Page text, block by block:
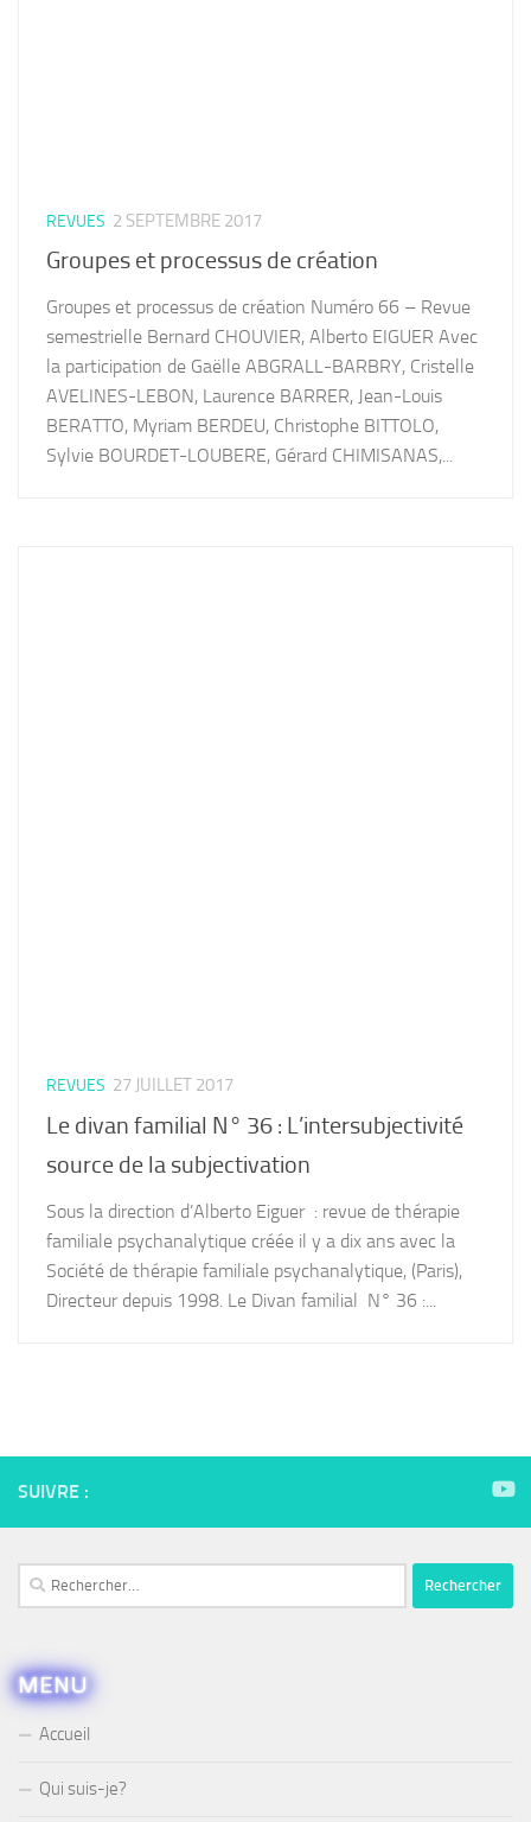
REVUES 2 SEPTEMBRE 2017
Groupes et processus de création
Groupes et processus de création Numéro 66 – Revue
semestrielle Bernard CHOUVIER, Alberto EIGUER Avec
la participation de Gaëlle ABGRALL-BARBRY, Cristelle
AVELINES-LEBON, Laurence BARRER, Jean-Louis
BERATTO, Myriam BERDEU, Christophe BITTOLO,
Sylvie BOURDET-LOUBERE, Gérard CHIMISANAS,...
REVUES 27 JUILLET 2017
Le divan familial N° 36 : L’intersubjectivité
source de la subjectivation
Sous la direction d’Alberto Eiguer : revue de thérapie
familiale psychanalytique créée il y a dix ans avec la
Société de thérapie familiale psychanalytique, (Paris),
Directeur depuis 1998. Le Divan familial N° 36 :...
SUIVRE :
Rechercher :
MENU
Accueil
Qui suis-je?